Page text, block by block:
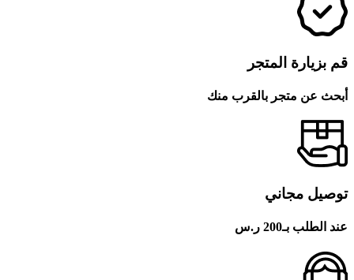
قم بزيارة المتجر
أبحث عن متجر بالقرب منك
توصيل مجاني
عند الطلب بـ200 ر.س